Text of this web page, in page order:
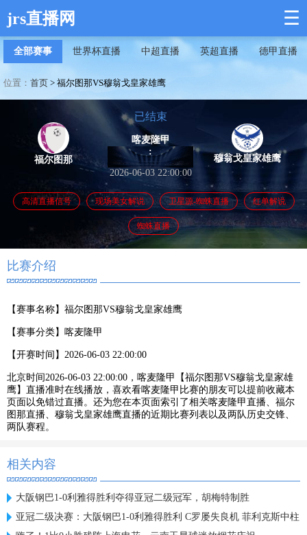
jrs直播网 ☰
全部赛事 世界杯直播 中超直播 英超直播 德甲直播
位置： 首页 > 福尔图那VS穆翁戈皇家雄鹰
福尔图那
已结束
喀麦隆甲
:
2026-06-03 22:00:00
穆翁戈皇家雄鹰
高清直播信号 现场美女解说 卫星源-蜘蛛直播 红单解说
蜘蛛直播
比赛介绍
【赛事名称】 福尔图那VS穆翁戈皇家雄鹰
【赛事分类】 喀麦隆甲
【开赛时间】 2026-06-03 22:00:00
北京时间2026-06-03 22:00:00，喀麦隆甲【福尔图那VS穆翁戈皇家雄
鹰】直播准时在线播放，喜欢看喀麦隆甲比赛的朋友可以提前收藏本
页面以免错过直播。还为您在本页面索引了相关喀麦隆甲直播、福尔
图那直播、穆翁戈皇家雄鹰直播的近期比赛列表以及两队历史交锋、
两队赛程。
相关内容
大阪钢巴1-0利雅得胜利夺得亚冠二级冠军，胡梅特制胜
亚冠二级决赛：大阪钢巴1-0利雅得胜利 C罗屡失良机 菲利克斯中柱